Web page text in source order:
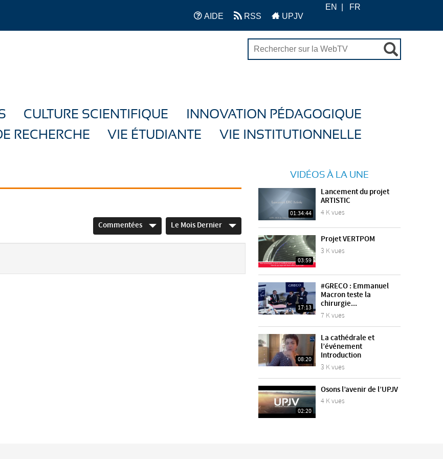
AIDE RSS UPJV
EN FR
CULTURE SCIENTIFIQUE
INNOVATION PÉDAGOGIQUE
RECHERCHE
VIE ÉTUDIANTE VIE INSTITUTIONNELLE
Commentées Le Mois Dernier
VIDÉOS À LA UNE
01:34:44
Lancement du projet
ARTISTIC
4 K vues
03:59
Projet VERTPOM
3 K vues
17:13
#GRECO : Emmanuel
Macron teste la
chirurgie...
7 K vues
08:20
La cathédrale et
l’événement
Introduction
3 K vues
02:20
Osons l’avenir de l’UPJV
4 K vues